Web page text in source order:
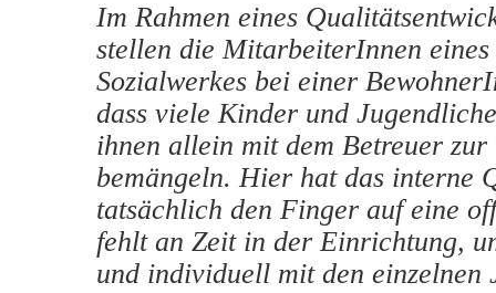
Im Rahmen eines
stellen die MitarbeiterInnen
Sozialwerkes bei einer
dass viele Kinder und
ihnen allein mit dem Betreuer zur
bemängeln. Hier hat das interne
tatsächlich den Finger auf eine
fehlt an Zeit in der Einrichtung,
und individuell mit den einzelnen